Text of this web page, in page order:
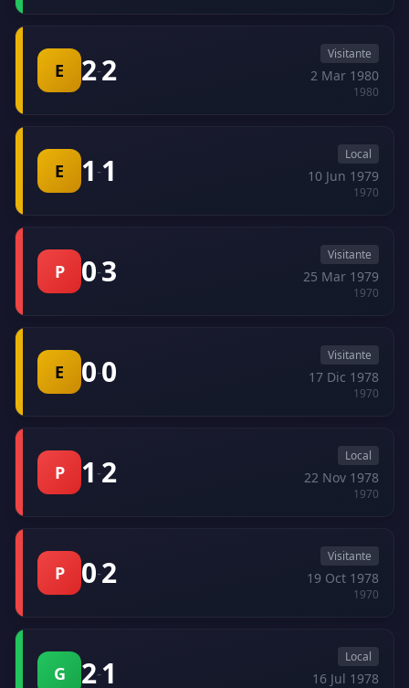
E 2-2 Visitante
2 Mar 1980
1980
E 1 -1 Local
10 Jun 1979
1970
P 0-3 Visitante
25 Mar 1979
1970
E 0-0 Visitante
17 Dic 1978
1970
P 1 -2 Local
22 Nov 1978
1970
P 0-2 Visitante
19 Oct 1978
1970
G 2-1 Local
16 Jul 1978